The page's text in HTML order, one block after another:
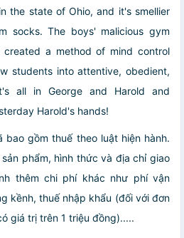
the state of Ohio, and it's smellier
socks. The boys' malicious gym
created a method of mind control
students into attentive, obedient,
all in George and Harold and
Harold's hands!
bao gồm thuế theo luật hiện hành.
phẩm, hình thức và địa chỉ giao
thêm chi phí khác như phí vận
kềnh, thuế nhập khẩu (đối với đơn
giá trị trên 1 triệu đồng).....